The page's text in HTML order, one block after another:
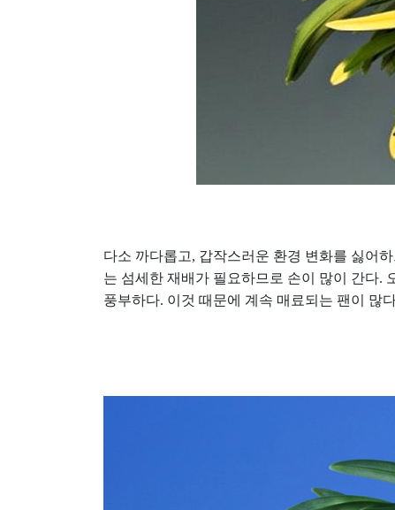
다소 까다롭고, 갑작스러운 환경 변화를 싫어하
는 섬세한 재배가 필요하므로 손이 많이 간다.
풍부하다. 이것 때문에 계속 매료되는 팬이 많